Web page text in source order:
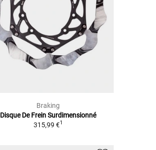
Braking
Disque De Frein Surdimensionné
315,99 €1